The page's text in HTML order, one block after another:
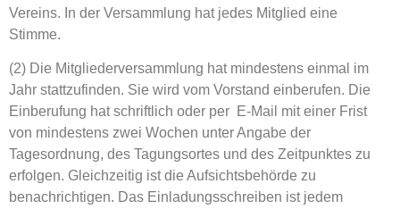
Vereins. In der Versammlung hat jedes Mitglied eine
Stimme.
(2) Die Mitgliederversammlung hat mindestens einmal im
Jahr stattzufinden. Sie wird vom Vorstand einberufen. Die
Einberufung hat schriftlich oder per E-Mail mit einer Frist
von mindestens zwei Wochen unter Angabe der
Tagesordnung, des Tagungsortes und des Zeitpunktes zu
erfolgen. Gleichzeitig ist die Aufsichtsbehörde zu
benachrichtigen. Das Einladungsschreiben ist jedem